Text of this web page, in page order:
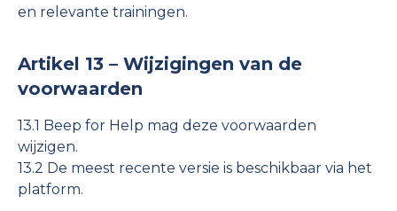
en relevante trainingen.
Artikel 13 – Wijzigingen van de
voorwaarden
13.1 Beep for Help mag deze voorwaarden
wijzigen.
13.2 De meest recente versie is beschikbaar via het
platform.